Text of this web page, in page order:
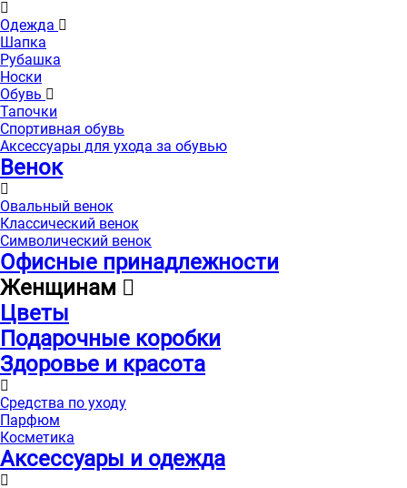
Одежда
Шапка
Рубашка
Носки
Обувь
Тапочки
Спортивная обувь
Аксессуары для ухода за обувью
Венок
Овальный венок
Классический венок
Символический венок
Офисные принадлежности
Женщинам
Цветы
Подарочные коробки
Здоровье и красота
Средства по уходу
Парфюм
Косметика
Аксессуары и одежда